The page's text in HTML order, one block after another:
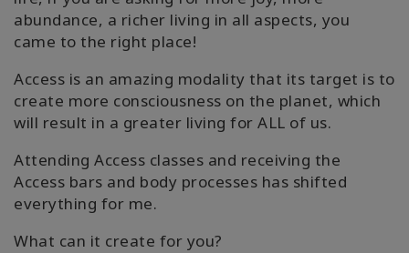
abundance, a richer living in all aspects, you
came to the right place!
Access is an amazing modality that its target is to
create more consciousness on the planet, which
will result in a greater living for ALL of us.
Attending Access classes and receiving the
Access bars and body processes has shifted
everything for me.
What can it create for you?